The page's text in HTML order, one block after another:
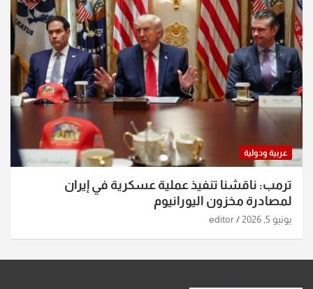
عربية ودولية
ترمب: ناقشنا تنفيذ عملية عسكرية في إيران
لمصادرة مخزون اليورانيوم
يونيو 5, 2026 editor